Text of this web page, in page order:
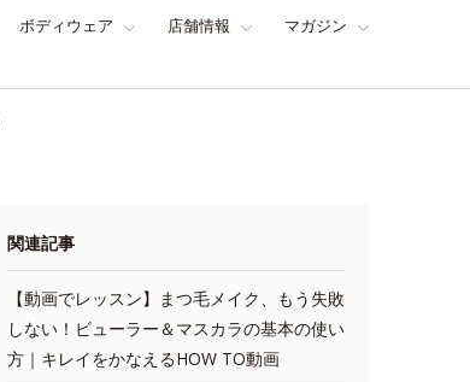
ボディウェア 店舗情報 マガジン
関連記事
【動画でレッスン】まつ毛メイク、もう失敗
しない！ビューラー＆マスカラの基本の使い
方｜キレイをかなえるHOW TO動画